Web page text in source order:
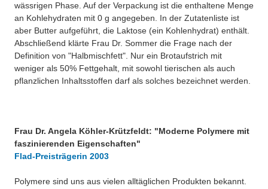
wässrigen Phase. Auf der Verpackung ist die enthaltene Menge
an Kohlehydraten mit 0 g angegeben. In der Zutatenliste ist
aber Butter aufgeführt, die Laktose (ein Kohlenhydrat) enthält.
Abschließend klärte Frau Dr. Sommer die Frage nach der
Definition von "Halbmischfett". Nur ein Brotaufstrich mit
weniger als 50% Fettgehalt, mit sowohl tierischen als auch
pflanzlichen Inhaltsstoffen darf als solches bezeichnet werden.
Frau Dr. Angela Köhler-Krützfeldt: "Moderne Polymere mit
faszinierenden Eigenschaften"
Flad-Preisträgerin 2003
Polymere sind uns aus vielen alltäglichen Produkten bekannt.